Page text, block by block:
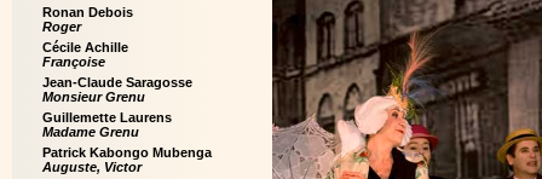
Ronan Debois
Roger
Cécile Achille
Françoise
Jean-Claude Saragosse
Monsieur Grenu
Guillemette Laurens
Madame Grenu
Patrick Kabongo Mubenga
Auguste, Victor